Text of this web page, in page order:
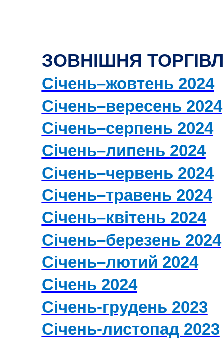
ЗОВНІШНЯ
Січень–жовтень 2024
Січень–вересень 2024
Січень–серпень 2024
Січень–липень 2024
Січень–червень 2024
Січень–травень 2024
Січень–квітень 2024
Січень–березень 2024
Січень–лютий 2024
Січень 2024
Січень-грудень 2023
Січень-листопад 2023